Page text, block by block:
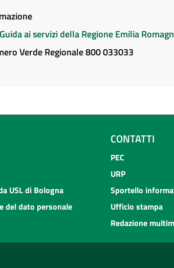
ai servizi della Regione Emilia
Verde Regionale 800 033033
USL di Bologna
del dato personale
CONTATTI
PEC
URP
Sportello
Ufficio stampa
Redazione